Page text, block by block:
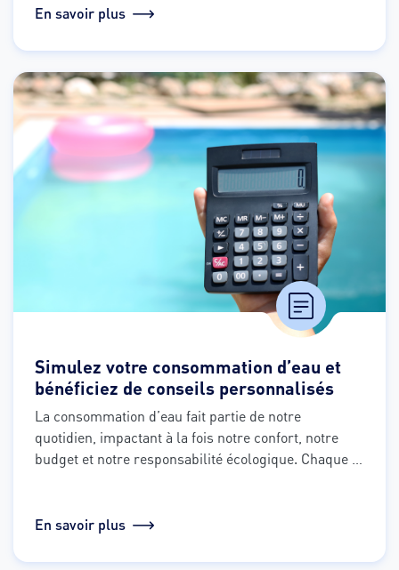
de compteur a pu être effectué chez vous. Plus
espace client, accédez à une explication simple, pas
à pas et personnalisée de vos factures.
En savoir plus
Simulez votre consommation d’eau et
bénéficiez de conseils personnalisés
La consommation d’eau fait partie de notre
quotidien, impactant à la fois notre confort, notre
budget et notre responsabilité écologique. Chaque
laver, cuisiner, faire la vaisselle ou tirer la chasse
consommons ? Quelles habitudes sont les plus
En savoir plus